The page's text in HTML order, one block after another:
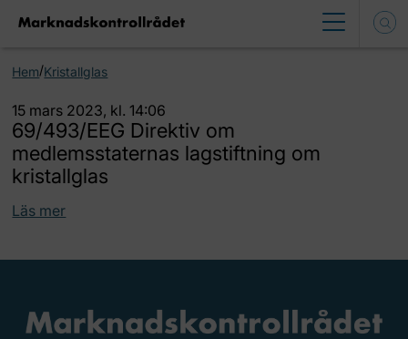
Hem/Kristallglas
15 mars 2023, kl. 14:06
69/493/EEG Direktiv om
medlemsstaternas lagstiftning om
kristallglas
Läs mer